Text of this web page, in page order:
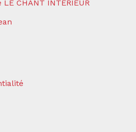
CHANT INTÉRIEUR